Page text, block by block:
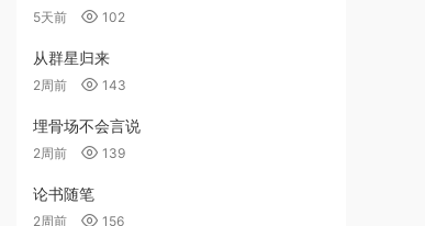
5天前 102
从群星归来
2周前 143
埋骨场不会言说
2周前 139
论书随笔
2周前 156